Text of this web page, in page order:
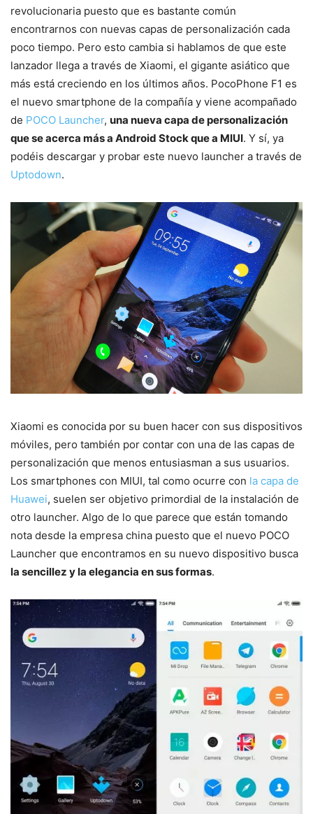
revolucionaria puesto que es bastante común
encontrarnos con nuevas capas de personalización cada
poco tiempo. Pero esto cambia si hablamos de que este
lanzador llega a través de Xiaomi, el gigante asiático que
más está creciendo en los últimos años. PocoPhone F1 es
el nuevo smartphone de la compañía y viene acompañado
de POCO Launcher, una nueva capa de personalización
que se acerca más a Android Stock que a MIUI. Y sí, ya
podéis descargar y probar este nuevo launcher a través de
Uptodown.
Xiaomi es conocida por su buen hacer con sus dispositivos
móviles, pero también por contar con una de las capas de
personalización que menos entusiasman a sus usuarios.
Los smartphones con MIUI, tal como ocurre con la capa de
Huawei, suelen ser objetivo primordial de la instalación de
otro launcher. Algo de lo que parece que están tomando
nota desde la empresa china puesto que el nuevo POCO
Launcher que encontramos en su nuevo dispositivo busca
la sencillez y la elegancia en sus formas.